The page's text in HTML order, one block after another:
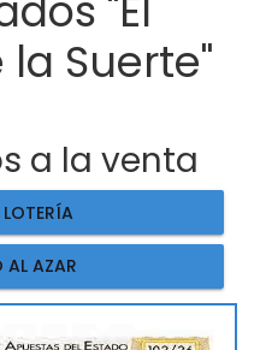
Suerte"
a la venta
AL AZAR